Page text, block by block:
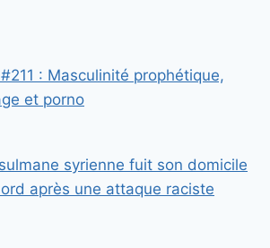
: Masculinité prophétique,
et porno
syrienne fuit son domicile
après une attaque raciste